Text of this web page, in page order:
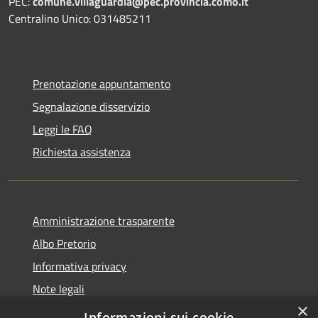
Centralino Unico: 031485211
Prenotazione appuntamento
Segnalazione disservizio
Leggi le FAQ
Richiesta assistenza
Amministrazione trasparente
Albo Pretorio
Informativa privacy
Note legali
Dichiarazione di accessibilità
×